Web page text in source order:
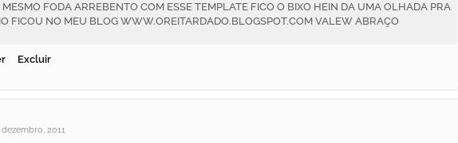
MESMO FODA ARREBENTO COM ESSE TEMPLATE FICO O BIXO HEIN DA UMA OLHADA PRA
FICOU NO MEU BLOG WWW.OREITARDADO.BLOGSPOT.COM VALEW ABRAÇO
Excluir
2011